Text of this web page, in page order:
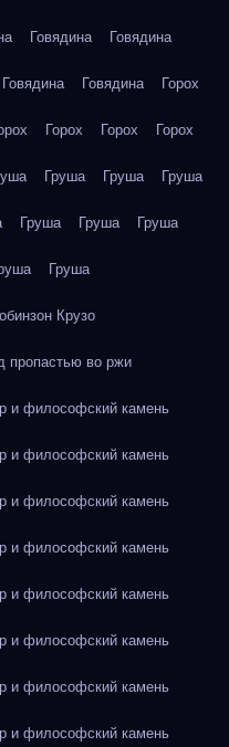
Говядина Говядина
Говядина Говядина Горох
Горох Горох Горох
Груша Груша Груша
Груша Груша Груша
Груша
Крузо
во ржи
и философский камень
и философский камень
и философский камень
и философский камень
и философский камень
и философский камень
и философский камень
и философский камень